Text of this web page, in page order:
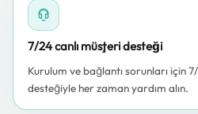
7/24 canlı müşteri desteği
Kurulum ve bağlantı sorunları için
desteğiyle her zaman yardım alın.